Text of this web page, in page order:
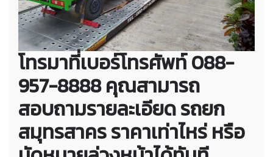
โทรมาที่เบอร์โทรศัพท์ 088-
957-8888 คุณสามารถ
สอบถามรายละเอียดรถยก
สมุทรสาคร ราคาเท่าไหร่หรือ